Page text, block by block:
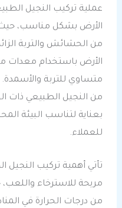
عملية تركيب النجيل
الأرض بشكل مناسب، حيث
من الحشائش والتربة
الأرض باستخدام معدات
متساوي للتربة
من النجيل الطبيعي ذات
بعناية لتناسب البيئة
للعملاء.
تأتي أهمية تركيب النجيل
مريحة للاسترخاء
من درجات الحرارة في